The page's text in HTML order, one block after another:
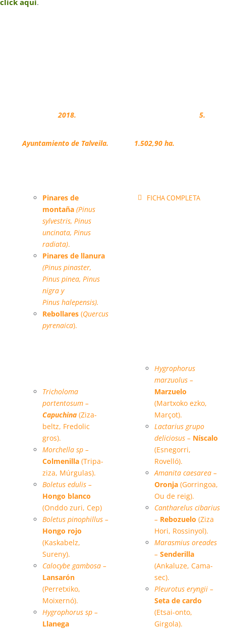
click aquí.
2018.
Ayuntamiento de Talveila.
5.
1.502,90 ha.
Pinares de
montaña (Pinus
sylvestris, Pinus
uncinata, Pinus
radiata).
Pinares de llanura
(Pinus pinaster,
Pinus pinea, Pinus
nigra y
Pinus halepensis).
Rebollares (Quercus
pyrenaica).
FICHA COMPLETA
Tricholoma
portentosum –
Capuchina (Ziza-
beltz, Fredolic
gros).
Morchella sp –
Colmenilla(Tripa-
ziza, Múrgulas).
Boletus edulis –
Hongo blanco
(Onddo zuri, Cep)
Boletus pinophillus –
Hongo rojo
(Kaskabelz,
Sureny).
Calocybe gambosa –
Lansarón
(Perretxiko,
Moixernó).
Hygrophorus sp –
Llanega
Hygrophorus
marzuolus –
Marzuelo
(Martxoko ezko,
Marçot).
Lactarius grupo
deliciosus – Níscalo
(Esnegorri,
Rovelló).
Amanita caesarea –
Oronja (Gorringoa,
Ou de reig).
Cantharelus cibarius
– Rebozuelo (Ziza
Hori, Rossinyol).
Marasmius oreades
– Senderilla
(Ankaluze, Cama-
sec).
Pleurotus eryngii –
Seta de cardo
(Etsai-onto,
Girgola).